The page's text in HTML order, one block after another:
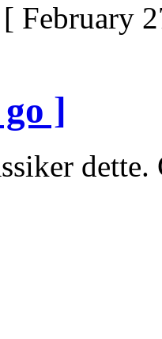
February
]